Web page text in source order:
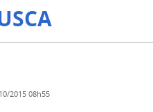
2015 08h55